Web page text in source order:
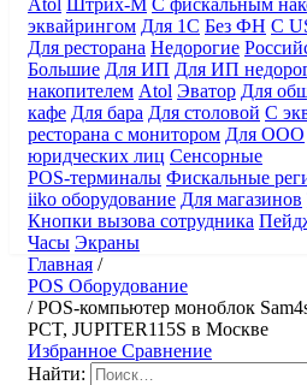
эквайрингом Для 1С Без ФН С
Для ресторана Недорогие
Большие Для ИП Для ИП
накопителем Atol Эватор Для
кафе Для бара Для столовой С
ресторана с монитором Для ООО
юридческих лиц Сенсорные
POS-терминалы Фискальные
iiko оборудование Для магазинов
Кнопки вызова сотрудника
Часы Экраны
Главная /
POS Оборудование
/POS-компьютер моноблок
PCT, JUPITER115S в Москве
Избранное Сравнение
Найти: